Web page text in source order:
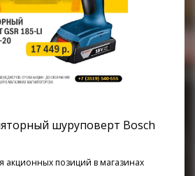
шуруповерт Bosch
акционных позиций в магазинах